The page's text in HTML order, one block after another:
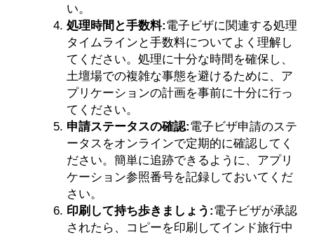
い。
処理時間と手数料:電子ビザに関連する処理
タイムラインと手数料についてよく理解し
てください。処理に十分な時間を確保し、
土壇場での複雑な事態を避けるために、ア
プリケーションの計画を事前に十分に行っ
てください。
申請ステータスの確認:電子ビザ申請のステ
ータスをオンラインで定期的に確認してく
ださい。簡単に追跡できるように、アプリ
ケーション参照番号を記録しておいてくだ
さい。
印刷して持ち歩きましょう:電子ビザが承認
されたら、コピーを印刷してインド旅行中